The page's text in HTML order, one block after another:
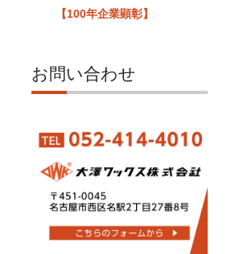
【100年企業顕彰】
お問い合わせ